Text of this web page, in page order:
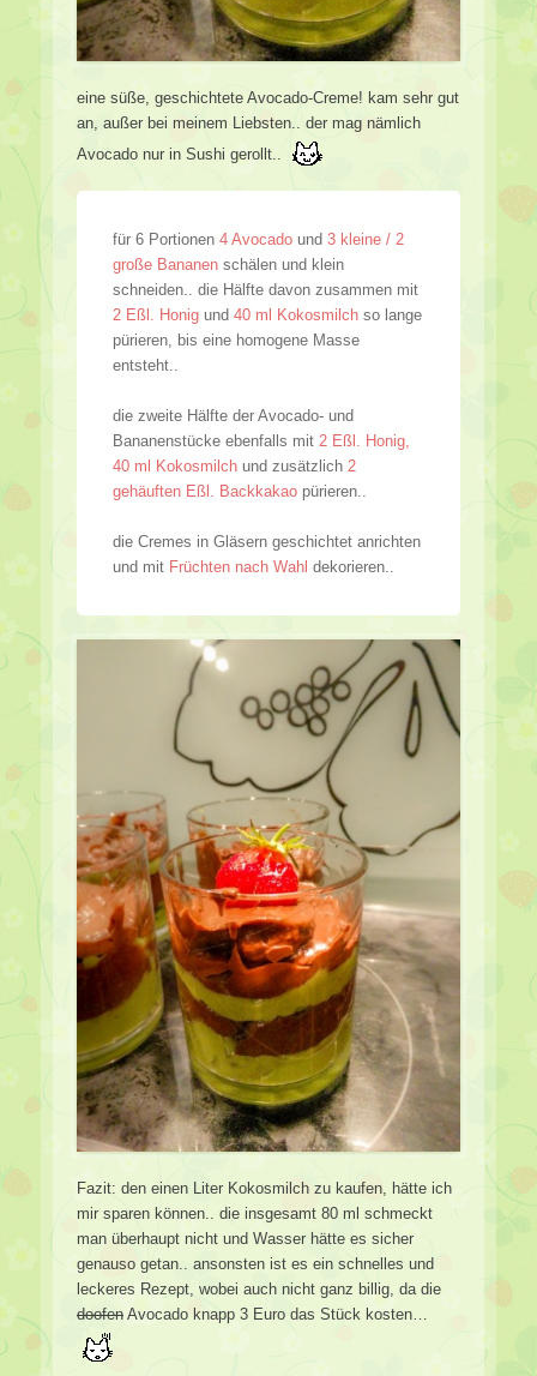
eine süße, geschichtete Avocado-Creme! kam sehr gut
an, außer bei meinem Liebsten.. der mag nämlich
Avocado nur in Sushi gerollt..
für 6 Portionen 4 Avocado und 3 kleine / 2
große Bananen schälen und klein
schneiden.. die Hälfte davon zusammen mit
2 Eßl. Honig und 40 ml Kokosmilch so lange
pürieren, bis eine homogene Masse
entsteht..
die zweite Hälfte der Avocado- und
Bananenstücke ebenfalls mit 2 Eßl. Honig,
40 ml Kokosmilch und zusätzlich 2
gehäuften Eßl. Backkakao pürieren..
die Cremes in Gläsern geschichtet anrichten
und mit Früchten nach Wahl dekorieren..
Fazit: den einen Liter Kokosmilch zu kaufen, hätte ich
mir sparen können.. die insgesamt 80 ml schmeckt
man überhaupt nicht und Wasser hätte es sicher
genauso getan.. ansonsten ist es ein schnelles und
leckeres Rezept, wobei auch nicht ganz billig, da die
doofen Avocado knapp 3 Euro das Stück kosten…